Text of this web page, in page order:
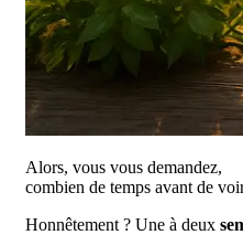
Alors, vous vous demandez,
combien de temps avant de
Honnêtement ? Une à deux